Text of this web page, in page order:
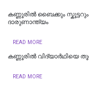
കണ്ണൂരില്‍ ബൈക്കും സ്കൂട്ടറും
ദാരുണാന്ത്യം
READ MORE
കണ്ണൂരില്‍ വിദ്യാര്‍ഥിയെ
READ MORE